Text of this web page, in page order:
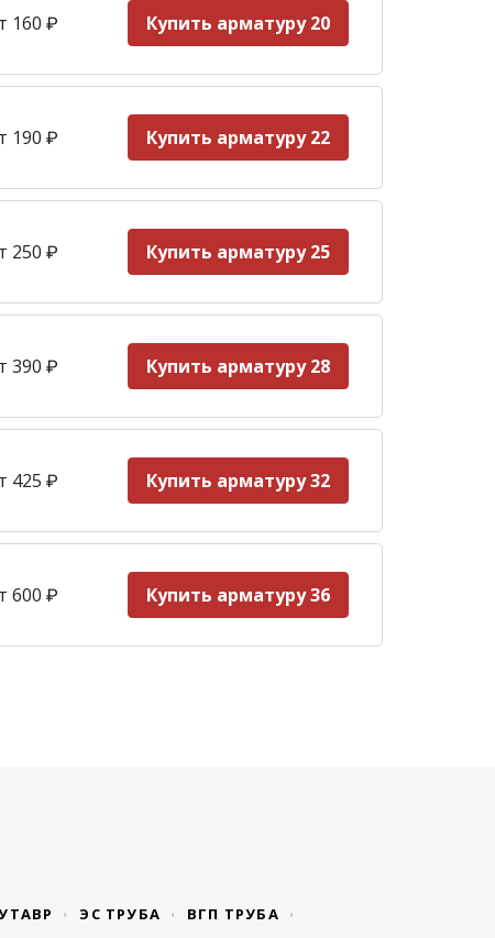
160₽ Купить арматуру 20
190 ₽ Купить арматуру 22
250₽ Купить арматуру 25
390₽ Купить арматуру 28
425 ₽ Купить арматуру 32
600 ₽ Купить арматуру 36
ЭС ТРУБА
ВГП ТРУБА